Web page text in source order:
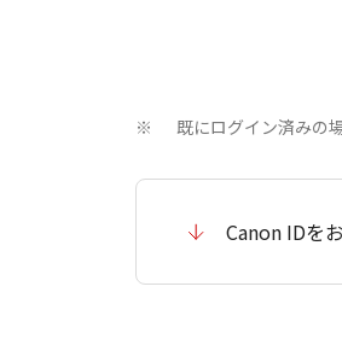
※ 既にログイン済みの
Canon IDを